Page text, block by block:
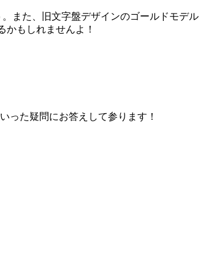
また、旧文字盤デザインのゴールドモデル
かもしれませんよ！
った疑問にお答えして参ります！